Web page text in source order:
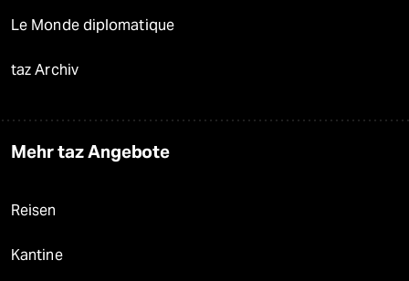
Le Monde diplomatique
taz Archiv
Mehr taz Angebote
Reisen
Kantine